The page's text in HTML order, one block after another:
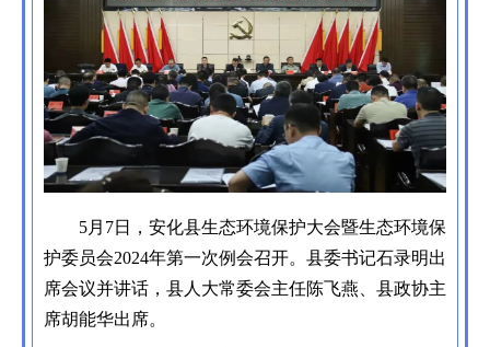
5月7日，安化县生态环境保护大会暨生态环境保
护委员会2024年第一次例会召开。县委书记石录明出
席会议并讲话，县人大常委会主任陈飞燕、县政协主
席胡能华出席。